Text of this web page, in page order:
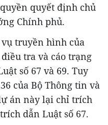
quyết định chủ
Chính phủ.
truyền hình của
tra và cáo trạng
số 67 và 69. Tuy
của Bộ Thông tin và
án này lại chỉ trích
dẫn Luật số 67.